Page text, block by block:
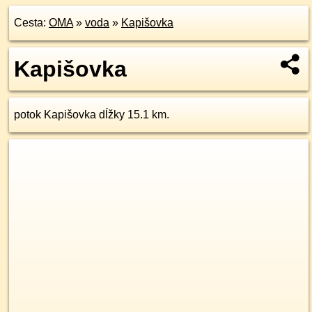
Cesta: OMA» voda » Kapišovka
Kapišovka
potok Kapišovka dĺžky 15.1 km.